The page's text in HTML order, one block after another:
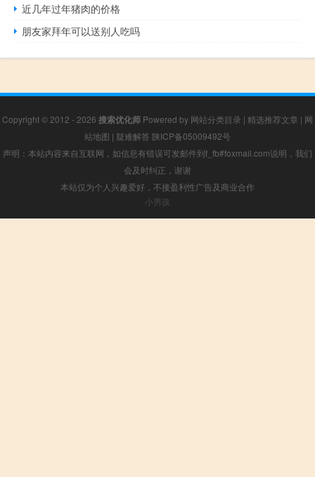
近几年过年猪肉的价格
朋友家拜年可以送别人吃吗
Copyright © 2012 - 2026 搜索优化师 Powered by 网站分类目录 | 精选推荐文章 | 网
站地图 | 疑难解答 陕ICP备05009492号
声明：本站内容来自互联网，如信息有错误可发邮件到f_fb#foxmail.com说明，我们
会及时纠正，谢谢
本站仅为个人兴趣爱好，不接盈利性广告及商业合作
小男孩